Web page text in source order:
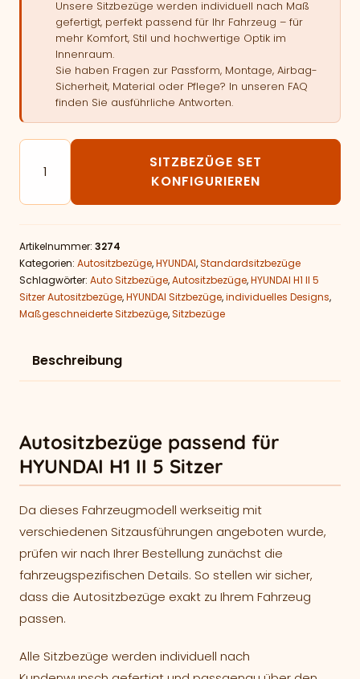
Unsere Sitzbezüge werden individuell nach Maß
gefertigt, perfekt passend für Ihr Fahrzeug – für
mehr Komfort, Stil und hochwertige Optik im
Innenraum.
Sie haben Fragen zur Passform, Montage, Airbag-
Sicherheit, Material oder Pflege? In unseren FAQ
finden Sie ausführliche Antworten.
Autositzbezüge passend für HYUNDAI H1 II 5 Sitzer
SITZBEZÜGE SET
KONFIGURIEREN
Artikelnummer: 3274
Kategorien: Autositzbezüge,HYUNDAI,Standardsitzbezüge
Schlagwörter: Auto Sitzbezüge,Autositzbezüge,HYUNDAI H1 II 5
Sitzer Autositzbezüge,HYUNDAI Sitzbezüge,individuelles Designs,
Maßgeschneiderte Sitzbezüge,Sitzbezüge
Beschreibung
Autositzbezüge passend für
HYUNDAI H1 II 5 Sitzer
Da dieses Fahrzeugmodell werkseitig mit
verschiedenen Sitzausführungen angeboten wurde,
prüfen wir nach Ihrer Bestellung zunächst die
fahrzeugspezifischen Details. So stellen wir sicher,
dass die Autositzbezüge exakt zu Ihrem Fahrzeug
passen.
Alle Sitzbezüge werden individuell nach